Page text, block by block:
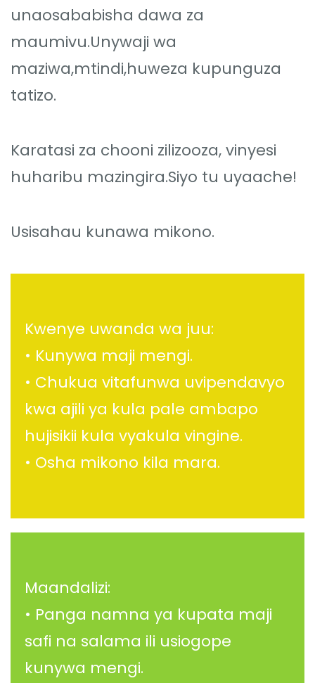
unaosababisha dawa za
maumivu.Unywaji wa
maziwa,mtindi,huweza kupunguza
tatizo.
Karatasi za chooni zilizooza, vinyesi
huharibu mazingira.Siyo tu uyaache!
Usisahau kunawa mikono.
Kwenye uwanda wa juu:
• Kunywa maji mengi.
• Chukua vitafunwa uvipendavyo
kwa ajili ya kula pale ambapo
hujisikii kula vyakula vingine.
• Osha mikono kila mara.
Maandalizi:
• Panga namna ya kupata maji
safi na salama ili usiogope
kunywa mengi.